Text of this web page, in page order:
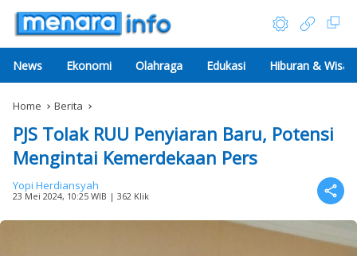
News Ekonomi Olahraga Edukasi Hiburan &
Home Berita
PJS Tolak RUU Penyiaran Baru, Potensi
Mengintai Kemerdekaan Pers
Yopi Herdiansyah
23 Mei 2024, 10:25 WIB | 362 Klik